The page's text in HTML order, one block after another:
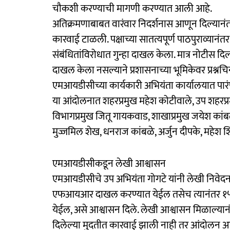
चौकशी करण्याची मागणी करण्यात आली आहे.
अतिक्रमणाबाबत वारंवार निदर्शनास आणून
कारवाई टाळली. पक्षाच्या सातत्यपूर्ण
संबंधितांविरोधात गुन्हा दाखल केला. मात्र
दाखल केला नसल्याने प्रशासनाच्या भूमिकेवर
एमआयडीसीच्या कार्यकारी अभियंता कार्यालयात
या आंदोलनात शहरप्रमुख महेश कोटीवाले, उप
विभागप्रमुख जितू गायकवाड, शाखाप्रमुख जयेश
मुज्जमिल शेख, धनराज कांबळे, अर्जुन दीपके, महेश
एमआयडीसीकडून लेखी आश्वासन
एमआयडीसीचे उप अभियंता गोगटे यांनी लेखी
एफआयआर दाखल करण्यात येईल तसेच त्यानंतर १५
येईल, असे आश्वासन दिले. लेखी आश्वासन
दिलेल्या मुदतीत कारवाई झाली नाही तर आंदोलन